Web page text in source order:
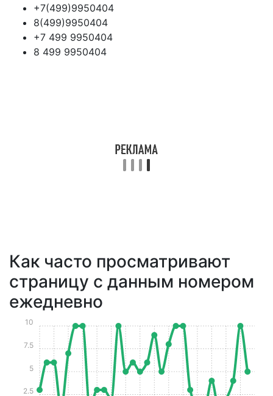
+7(499)9950404
8(499)9950404
+7 499 9950404
8 499 9950404
Как часто просматривают
страницу с данным номером
ежедневно
2.5
5
7.5
10